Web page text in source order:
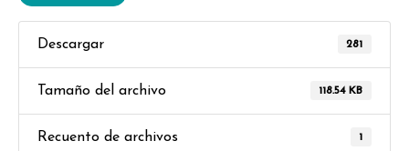
Descargar 281
Tamaño del archivo 118.54 KB
Recuento de archivos 1